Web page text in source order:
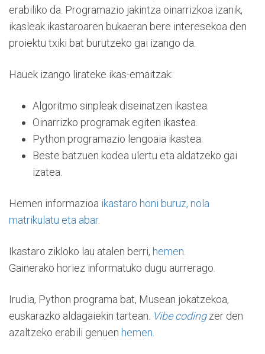
erabiliko da. Programazio jakintza oinarrizkoa izanik,
ikasleak ikastaroaren bukaeran bere interesekoa den
proiektu txiki bat burutzeko gai izango da.
Hauek izango lirateke ikas-emaitzak:
Algoritmo sinpleak diseinatzen ikastea.
Oinarrizko programak egiten ikastea.
Python programazio lengoaia ikastea.
Beste batzuen kodea ulertu eta aldatzeko gai
izatea.
Hemen informazioa ikastaro honi buruz, nola
matrikulatu eta abar.
Ikastaro zikloko lau atalen berri, hemen
Gainerako horiez informatuko dugu aurrerago.
Irudia, Python programa bat, Musean jokatzekoa,
euskarazko aldagaiekin tartean. Vibe codingzer den
azaltzeko erabili genuen hemen